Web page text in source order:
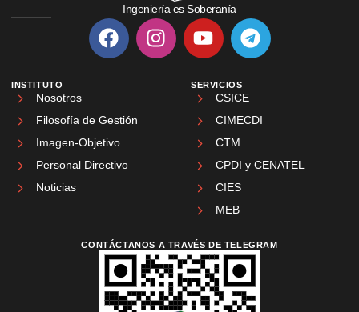
Ingeniería es Soberanía
INSTITUTO
Nosotros
Filosofía de Gestión
Imagen-Objetivo
Personal Directivo
Noticias
SERVICIOS
CSICE
CIMECDI
CTM
CPDI y CENATEL
CIES
MEB
CONTÁCTANOS A TRAVÉS DE TELEGRAM